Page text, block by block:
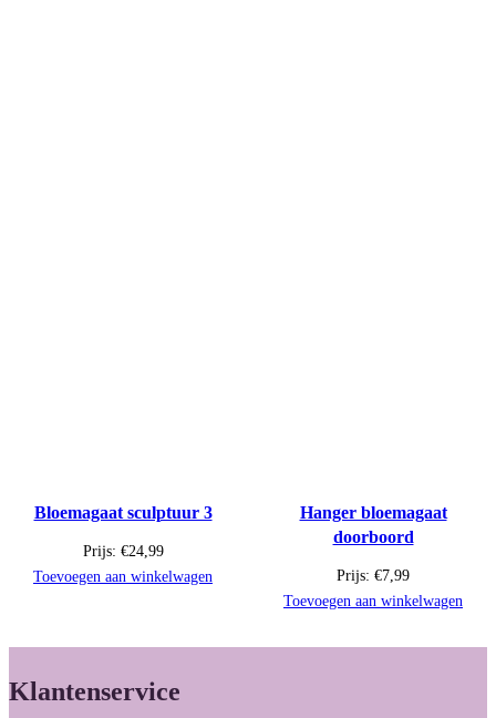
Bloemagaat sculptuur 3
Prijs: €24,99
Toevoegen aan winkelwagen
Hanger bloemagaat
doorboord
Prijs: €7,99
Toevoegen aan winkelwagen
Klantenservice